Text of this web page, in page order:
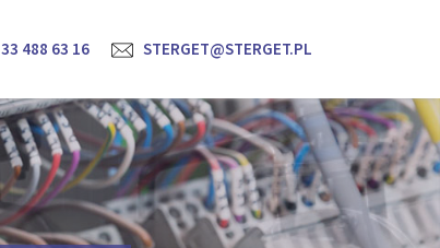
33 488 63 16 STERGET@STERGET.PL